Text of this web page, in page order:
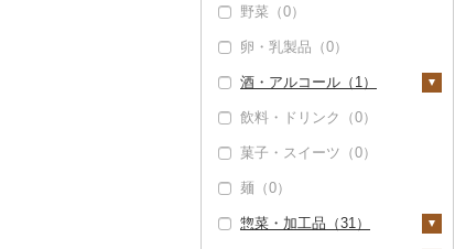
タラバガニ（0）
毛ガニ（0）
かにしゃぶ（0）
その他カニ（0）
いくら（0）
うに（0）
明太子・たらこ（2）
明太子（0）
たらこ（2）
その他魚卵（0）
貝（4）
帆立（ホタテ）（0）
鮑（アワビ）（0）
うなぎ（0）
鮮魚（20）
野菜（0）
卵・乳製品（0）
酒・アルコール（1）
ビール・発泡酒（0）
日本酒（1）
純米大吟醸（0）
純米吟醸（0）
焼酎（0）
梅酒（0）
飲料・ドリンク（0）
菓子・スイーツ（0）
麺（0）
惣菜・加工品（31）